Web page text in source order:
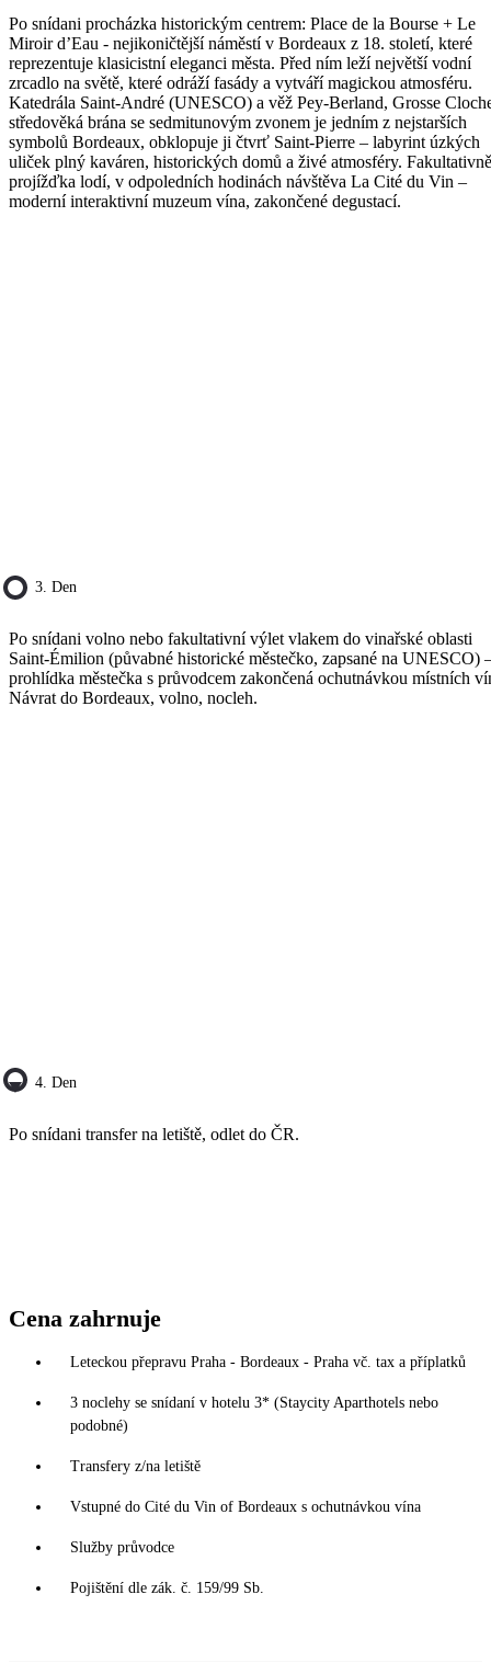
Po snídani procházka historickým centrem: Place de la Bourse + Le
Miroir d’Eau - nejikoničtější náměstí v Bordeaux z 18. století, které
reprezentuje klasicistní eleganci města. Před ním leží největší vodní
zrcadlo na světě, které odráží fasády a vytváří magickou atmosféru.
Katedrála Saint-André (UNESCO) a věž Pey-Berland, Grosse
středověká brána se sedmitunovým zvonem je jedním z nejstarších
symbolů Bordeaux, obklopuje ji čtvrť Saint-Pierre – labyrint úzkých
uliček plný kaváren, historických domů a živé atmosféry. Fakultativně
projížďka lodí, v odpoledních hodinách návštěva La Cité du Vin –
moderní interaktivní muzeum vína, zakončené degustací.
3. Den
Po snídani volno nebo fakultativní výlet vlakem do vinařské oblasti
Saint-Émilion (půvabné historické městečko, zapsané na UNESCO)
prohlídka městečka s průvodcem zakončená ochutnávkou místních
Návrat do Bordeaux, volno, nocleh.
4. Den
Po snídani transfer na letiště, odlet do ČR.
Cena zahrnuje
Leteckou přepravu Praha - Bordeaux - Praha vč. tax a příplatků
3 noclehy se snídaní v hotelu 3* (Staycity Aparthotels nebo
podobné)
Transfery z/na letiště
Vstupné do Cité du Vin of Bordeaux s ochutnávkou vína
Služby průvodce
Pojištění dle zák. č. 159/99 Sb.